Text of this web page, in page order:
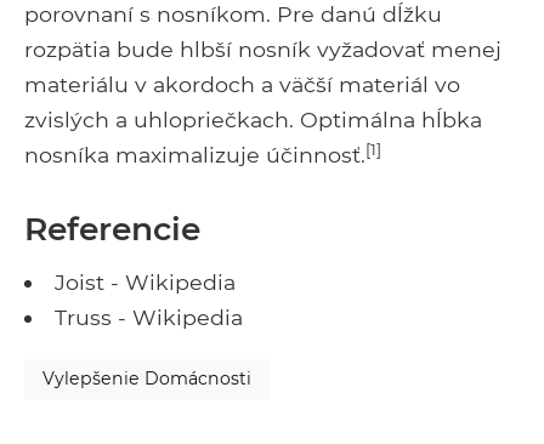
porovnaní s nosníkom. Pre danú dĺžku
rozpätia bude hlbší nosník vyžadovať menej
materiálu v akordoch a väčší materiál vo
zvislých a uhlopriečkach. Optimálna hĺbka
nosníka maximalizuje účinnosť.[1]
Referencie
Joist - Wikipedia
Truss - Wikipedia
Vylepšenie Domácnosti